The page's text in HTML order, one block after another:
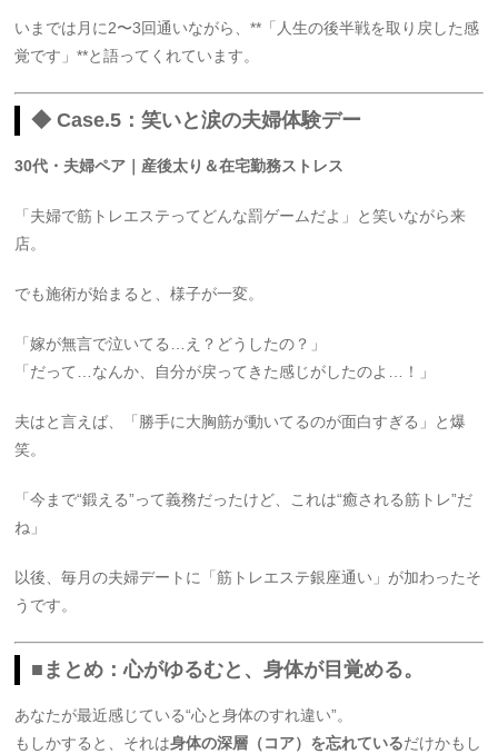
いまでは月に2〜3回通いながら、**「人生の後半戦を取り戻した感
覚です」**と語ってくれています。
◆ Case.5：笑いと涙の夫婦体験デー
30代・夫婦ペア｜産後太り＆在宅勤務ストレス
「夫婦で筋トレエステってどんな罰ゲームだよ」と笑いながら来
店。
でも施術が始まると、様子が一変。
「嫁が無言で泣いてる…え？どうしたの？」
「だって…なんか、自分が戻ってきた感じがしたのよ…！」
夫はと言えば、「勝手に大胸筋が動いてるのが面白すぎる」と爆
笑。
「今まで“鍛える”って義務だったけど、これは“癒される筋トレ”だ
ね」
以後、毎月の夫婦デートに「筋トレエステ銀座通い」が加わったそ
うです。
■まとめ：心がゆるむと、身体が目覚める。
あなたが最近感じている“心と身体のすれ違い”。
もしかすると、それは身体の深層（コア）を忘れているだけかもし